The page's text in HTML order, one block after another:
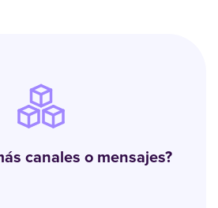
canales o mensajes?